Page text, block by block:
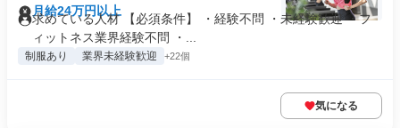
月給24万円以上
求めている人材 【必須条件】 ・経験不問 ・未経験歓迎 ・フ
ィットネス業界経験不問 ・...
制服あり 業界未経験歓迎 +22個
気になる